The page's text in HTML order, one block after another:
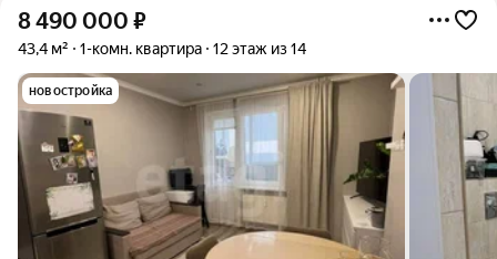
8 490 000 ₽
43,4 м² 1-комн. квартира 12 этаж из 14
новостройка